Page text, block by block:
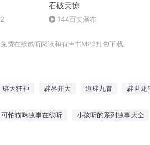
石破天惊
144百丈瀑布
费在线试听阅读和有声书MP3打包下载。
辟天狂神 辟界开天 道辟九霄 辟世龙
可怕猫咪故事在线听 小孩听的系列故事大全